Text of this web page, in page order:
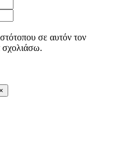
σε αυτόν τον
σχολιάσω.
×